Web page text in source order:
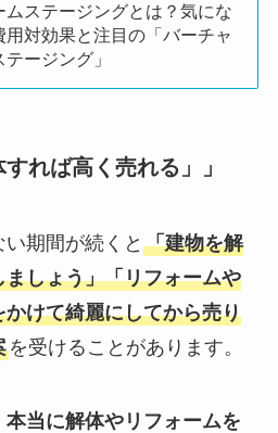
ムステージングとは？気にな
用対効果と注目の「バーチャ
テージング」
れば高く売れる」」
期間が続くと 「建物を解
しょう」「リフォームや
けて綺麗にしてから売り
を受けることがあります。
本当に解体やリフォームを